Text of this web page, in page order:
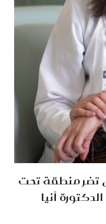
تضر منطقة تحت
أنيا